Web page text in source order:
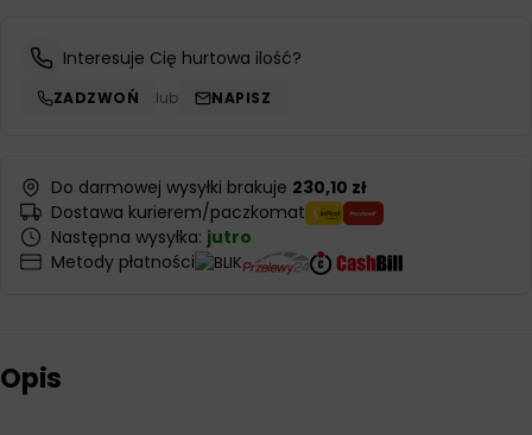
Interesuje Cię hurtowa ilość?
ZADZWOŃ lub NAPISZ
Do darmowej wysyłki brakuje 230,10 zł
Dostawa kurierem/paczkomat
Następna wysyłka: jutro
Metody płatności
Opis